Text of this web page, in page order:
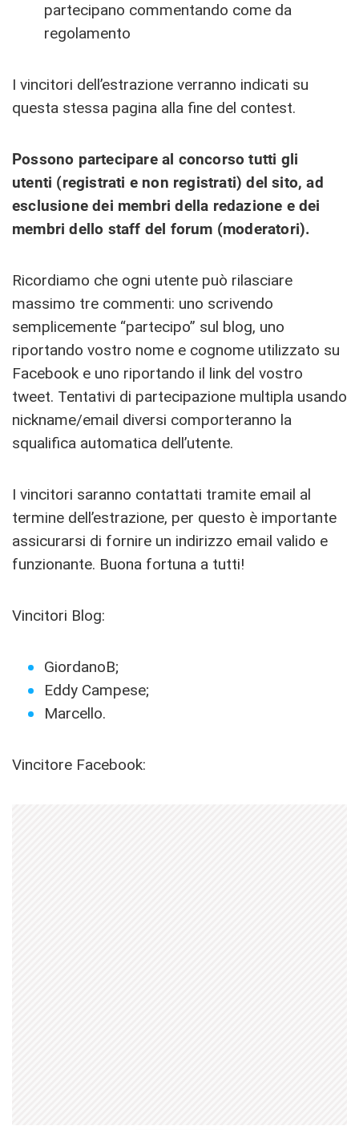
partecipano commentando come da
regolamento
I vincitori dell’estrazione verranno indicati su
questa stessa pagina alla fine del contest.
Possono partecipare al concorso tutti gli
utenti (registrati e non registrati) del sito, ad
esclusione dei membri della redazione e dei
membri dello staff del forum (moderatori).
Ricordiamo che ogni utente può rilasciare
massimo tre commenti: uno scrivendo
semplicemente “partecipo” sul blog, uno
riportando vostro nome e cognome utilizzato su
Facebook e uno riportando il link del vostro
tweet. Tentativi di partecipazione multipla usando
nickname/email diversi comporteranno la
squalifica automatica dell’utente.
I vincitori saranno contattati tramite email al
termine dell’estrazione, per questo è importante
assicurarsi di fornire un indirizzo email valido e
funzionante. Buona fortuna a tutti!
Vincitori Blog:
GiordanoB;
Eddy Campese;
Marcello.
Vincitore Facebook: